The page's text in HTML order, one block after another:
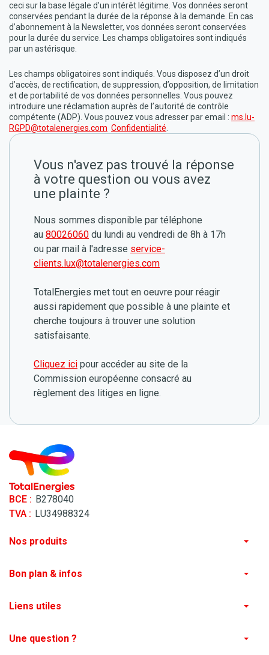
ceci sur la base légale d’un intérêt légitime. Vos données seront
conservées pendant la durée de la réponse à la demande. En cas
d’abonnement à la Newsletter, vos données seront conservées
pour la durée du service. Les champs obligatoires sont indiqués
par un astérisque.
Les champs obligatoires sont indiqués. Vous disposez d’un droit
d’accès, de rectification, de suppression, d’opposition, de limitation
et de portabilité de vos données personnelles. Vous pouvez
introduire une réclamation auprès de l’autorité de contrôle
compétente (ADP). Vous pouvez vous adresser par email : ms.lu-
RGPD@totalenergies.com Confidentialité
Vous n'avez pas trouvé la réponse
à votre question ou vous avez
une plainte ?
Nous sommes disponible par téléphone
au 80026060 du lundi au vendredi de 8h à 17h
ou par mail à l'adresse service-
clients.lux@totalenergies.com
TotalEnergies met tout en oeuvre pour réagir
aussi rapidement que possible à une plainte et
cherche toujours à trouver une solution
satisfaisante.
Cliquez ici pour accéder au site de la
Commission européenne consacré au
règlement des litiges en ligne.
BCE : B278040
TVA : LU34988324
Nos produits
Commander des pellets de qualité
Bon plan & infos
Évolution du prix du mazout de chauffage au Luxembourg
Liens utiles
Une question ?